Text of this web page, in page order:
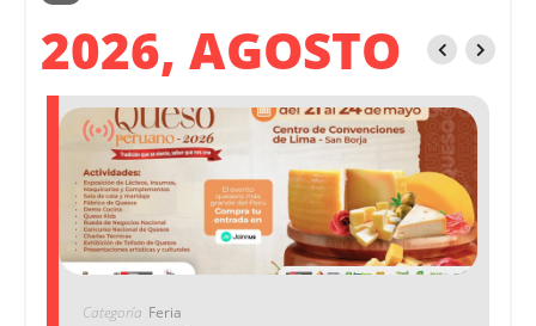
2026, AGOSTO
Categoría Feria